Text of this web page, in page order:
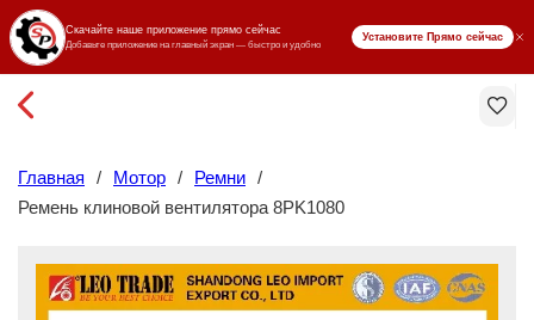
₸ KZT
Главная / Мотор / Ремни /
Ремень клиновой вентилятора 8PK1080